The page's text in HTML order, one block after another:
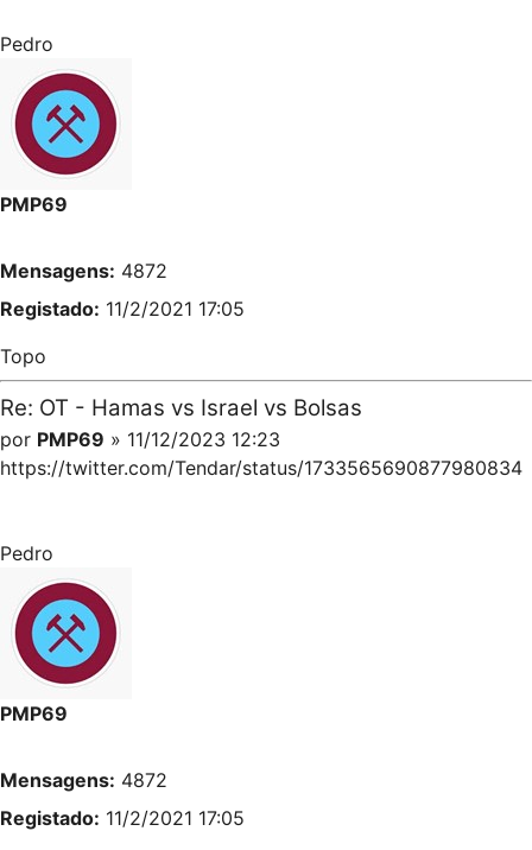
Pedro
PMP69
Mensagens: 4872
Registado: 11/2/2021 17:05
Topo
Re: OT - Hamas vs Israel vs Bolsas
por PMP69 » 11/12/2023 12:23
https://twitter.com/Tendar/status/1733565690877980834
Pedro
PMP69
Mensagens: 4872
Registado: 11/2/2021 17:05